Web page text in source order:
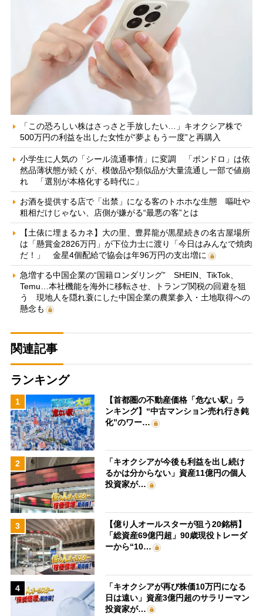
「この恐ろしい株はさっさと手放したい…」キオクシア株で
500万円の利益を出した女性が“夢よもう一度”と再購入
小学生に人気の「シール流通事情」に変調 「ボンドロ」は依
然品薄状態が続くが、模倣品や類似品が大量流通し一部で値崩
れ 「選別が本格化する時代に」
お酒を提供する店で「出禁」になる客のトホホな生態 嘔吐や
粗相だけじゃない、店側が嫌がる“最悪の客”とは
【土俵に埋まるカネ】大の里、豊昇龍が黒星続きの名古屋場所
は「懸賞金2826万円」が下位力士に渡り「今日はみんなで焼肉
だ！」 金星4個配給で協会は年96万円の支出増に
急増する中国企業の“国籍ロンダリング” SHEIN、TikTok、
Temu…本社機能を海外に移転させ、トランプ関税の回避を狙
う 現地人を隠れ蓑にした中国企業の農業参入・土地取得への
懸念も
関連記事
ランキング
1
【首都圏の不動産価格「危ない駅」ラ
ンキング】“中古マンション売れ行き鈍
化”のワー…
2
「キオクシアが今後も利益を出し続け
るかは分からない」資産11億円の個人
投資家が…
3
【億り人オールスターが狙う20銘柄】
「総資産69億円超」90歳現役トレーダ
ーから“10…
4
「キオクシアが再び株価10万円になる
日は遠い」資産3億円超のサラリーマン
投資家が…